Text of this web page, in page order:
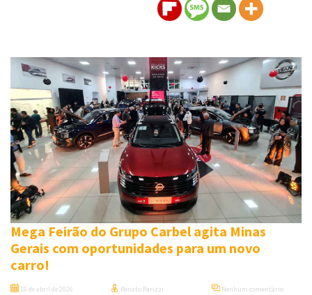
Mega Feirão do Grupo Carbel agita Minas
Gerais com oportunidades para um novo
carro!
16 de abril de 2026 Renato Parizzi Nenhum comentário